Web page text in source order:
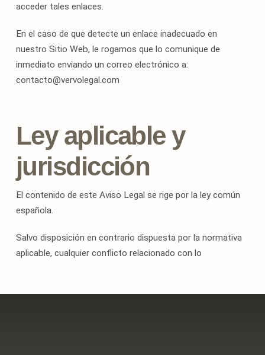
acceder tales enlaces.
En el caso de que detecte un enlace inadecuado en
nuestro Sitio Web, le rogamos que lo comunique de
inmediato enviando un correo electrónico a:
contacto@vervolegal.com
Ley aplicable y
jurisdicción
El contenido de este Aviso Legal se rige por la ley común
española.
Salvo disposición en contrario dispuesta por la normativa
aplicable, cualquier conflicto relacionado con lo